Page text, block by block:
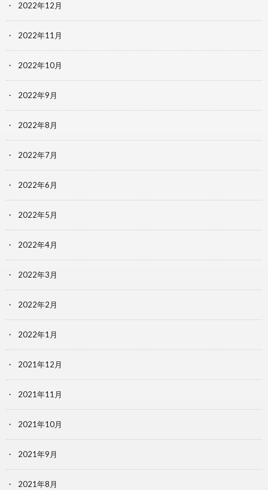
2022年12月
2022年11月
2022年10月
2022年9月
2022年8月
2022年7月
2022年6月
2022年5月
2022年4月
2022年3月
2022年2月
2022年1月
2021年12月
2021年11月
2021年10月
2021年9月
2021年8月